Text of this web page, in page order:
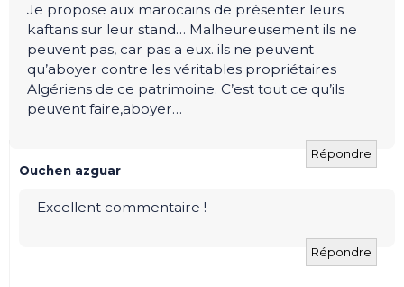
Je propose aux marocains de présenter leurs
kaftans sur leur stand… Malheureusement ils ne
peuvent pas, car pas a eux. ils ne peuvent
qu’aboyer contre les véritables propriétaires
Algériens de ce patrimoine. C’est tout ce qu’ils
peuvent faire,aboyer…
Répondre
Ouchen azguar
Excellent commentaire !
Répondre